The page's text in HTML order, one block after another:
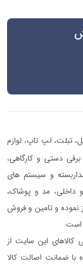
تبلت، لپ تاپ، لوازم
برقی دستی و کارگاهی،
و سیستم های
داخلی، مد و پوشاک،
و تامین و فروش
است
کالاهای این سایت از
با ضمانت اصالت کالا